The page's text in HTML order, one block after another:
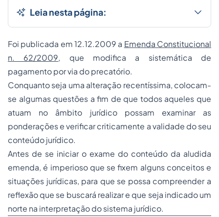
Leia nesta página:
Foi publicada em 12.12.2009 a Emenda Constitucional
n. 62/2009, que modifica a sistemática de
pagamento por via do precatório.
Conquanto seja uma alteração recentíssima, colocam-
se algumas questões a fim de que todos aqueles que
atuam no âmbito jurídico possam examinar as
ponderações e verificar criticamente a validade do seu
conteúdo jurídico.
Antes de se iniciar o exame do conteúdo da aludida
emenda, é imperioso que se fixem alguns conceitos e
situações jurídicas, para que se possa compreender a
reflexão que se buscará realizar e que seja indicado um
norte na interpretação do sistema jurídico.